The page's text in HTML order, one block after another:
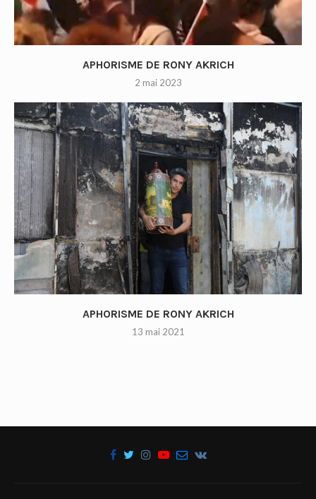
APHORISME DE RONY AKRICH
2 mai 2023
APHORISME DE RONY AKRICH
13 mai 2021